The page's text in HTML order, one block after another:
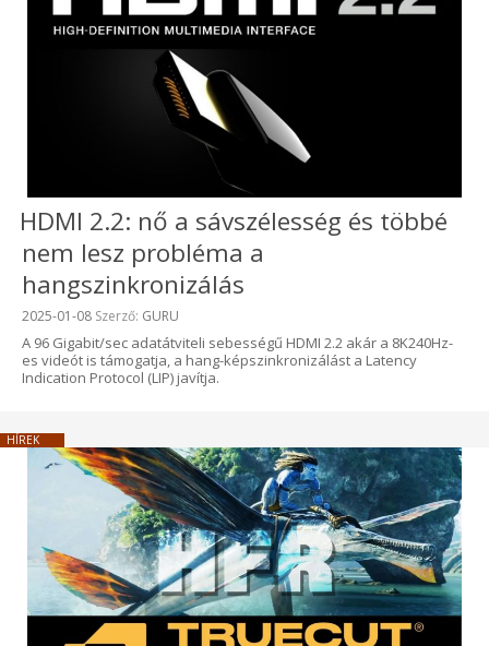
HDMI 2.2: nő a sávszélesség és többé
nem lesz probléma a
hangszinkronizálás
Beküldve:
2025-01-08 Szerző: GURU
A 96 Gigabit/sec adatátviteli sebességű HDMI 2.2 akár a 8K240Hz-
es videót is támogatja, a hang-képszinkronizálást a Latency
Indication Protocol (LIP) javítja.
HÍREK